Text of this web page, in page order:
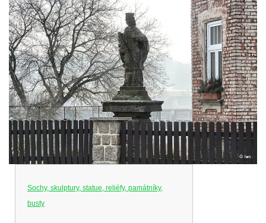
Sochy, skulptury, statue, reliéfy, památníky,
busty